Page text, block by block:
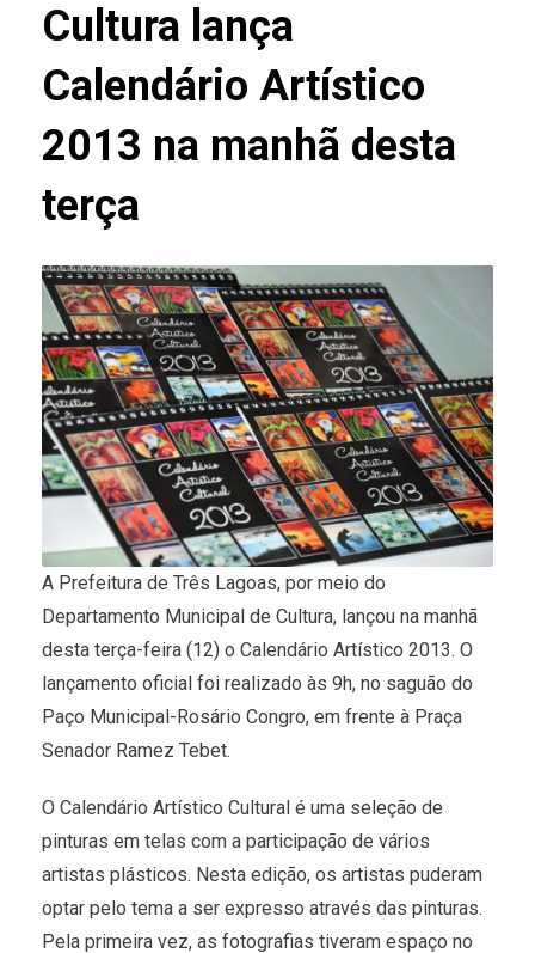
Cultura lança
Calendário Artístico
2013 na manhã desta
terça
A Prefeitura de Três Lagoas, por meio do
Departamento Municipal de Cultura, lançou na manhã
desta terça-feira (12) o Calendário Artístico 2013. O
lançamento oficial foi realizado às 9h, no saguão do
Paço Municipal-Rosário Congro, em frente à Praça
Senador Ramez Tebet.
O Calendário Artístico Cultural é uma seleção de
pinturas em telas com a participação de vários
artistas plásticos. Nesta edição, os artistas puderam
optar pelo tema a ser expresso através das pinturas.
Pela primeira vez, as fotografias tiveram espaço no